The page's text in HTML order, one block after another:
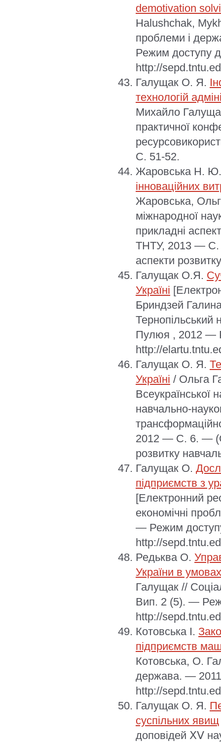
demotivation
Halushchak,
проблеми і
Режим доступу
http://
Галущак О. Я.
технологій
Михайло
практичної
С. 51-52.
Жаровська Н.
інноваційних
Жаровська,
міжнародної
прикладні
ТНТУ, 2013 — С.
аспекти
Галущак О.Я.
Україні
Бриндзей
Тернопільський
Пулюя , 2012 —
http://
Галущак О. Я.
Україні / Ольга
Всеукраїнської
навчально-
2012 — С. 6. —
розвитку
Галущак О.
підприємств з
[Електронний
економічні
— Режим
http://
Редьква О.
України в
Галущак //
Вип. 2 (5). —
http://
Котовська І.
підприємств
Котовська, О.
держава. —
http://
Галущак О. Я.
суспільних явищ
доповідей ⅩⅤ